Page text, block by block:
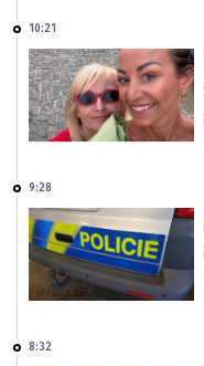
10:21
9:28
8:32